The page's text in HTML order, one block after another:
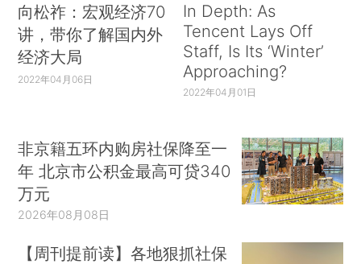
向松祚：宏观经济70
讲，带你了解国内外
经济大局
2022年04月06日
In Depth: As
Tencent Lays Off
Staff, Is Its ‘Winter’
Approaching?
2022年04月01日
非京籍五环内购房社保降至一
年 北京市公积金最高可贷340
万元
2026年08月08日
【周刊提前读】各地狠抓社保